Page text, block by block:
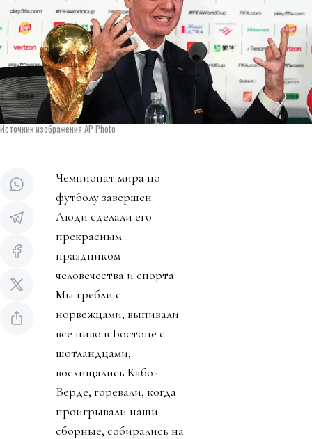
Источник изображения AP Photo
Чемпионат мира по
футболу завершен.
Люди сделали его
прекрасным
праздником
человечества и спорта.
Мы гребли с
норвежцами, выпивали
все пиво в Бостоне с
шотландцами,
восхищались Кабо-
Верде, горевали, когда
проигрывали наши
сборные, собирались на